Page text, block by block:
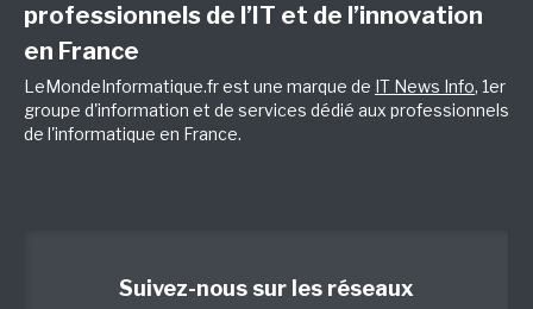
professionnels de l’IT et de l’innovation
en France
LeMondeInformatique.fr est une marque de IT News Info, 1er
groupe d'information et de services dédié aux professionnels
de l'informatique en France.
Suivez-nous sur les réseaux